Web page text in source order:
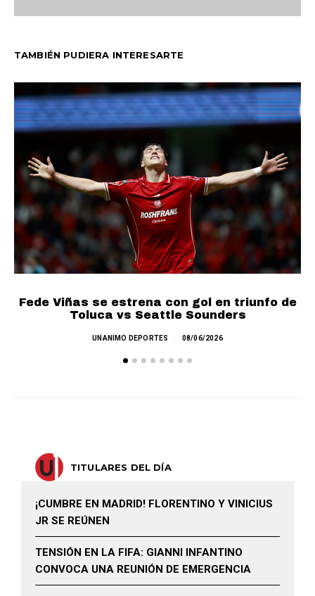
TAMBIÉN PUDIERA INTERESARTE
Fede Viñas se estrena con gol en triunfo de
Toluca vs Seattle Sounders
UNANIMO DEPORTES 08/06/2026
TITULARES DEL DÍA
¡CUMBRE EN MADRID! FLORENTINO Y VINICIUS
JR SE REÚNEN
TENSIÓN EN LA FIFA: GIANNI INFANTINO
CONVOCA UNA REUNIÓN DE EMERGENCIA